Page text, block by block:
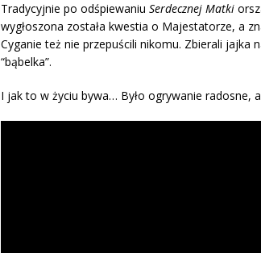
Tradycyjnie po odśpiewaniu Serdecznej Matki
wygłoszona została kwestia o Majestatorze, a
Cyganie też nie przepuścili nikomu. Zbierali jajka
“bąbelka”.
I jak to w życiu bywa… Było ogrywanie radosne,